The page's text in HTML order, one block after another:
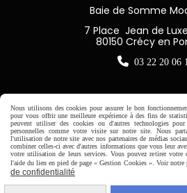
Baie de Somme
7 Place Jean de
80150 Crécy en
 03 22 20 06
Horaire
Du Mardi au
9H00 - 12H30 /
Nous utilisons des cookies pour assurer le bon
pour vous offrir une meilleure expérience à des fins de
peuvent utiliser des cookies ou d'autres technologies
personnelles comme votre visite sur notre site. Nous
l'utilisation de notre site avec nos partenaires de médias
combiner celles-ci avec d'autres informations que vous leur
votre utilisation de leurs services. Vous pouvez retirer votre
l'aide du lien en pied de page « Gestion Cookies ». Voir
de confidentialité